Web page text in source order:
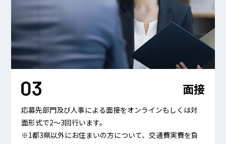
面接
応募先部門及び人事による面接をオンラインもしくは対
面形式で2～3回行います。
※1都3県以外にお住まいの方について、交通費実費を負